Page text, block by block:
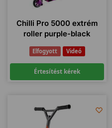
Chilli Pro 5000 extrém
roller purple-black
Elfogyott Videó
Értesítést kérek